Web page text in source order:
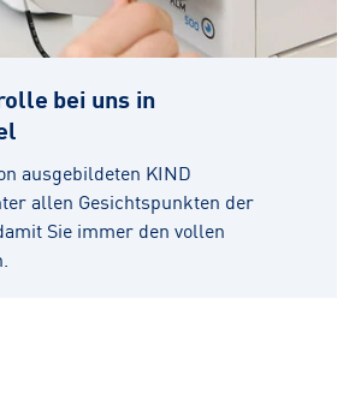
bei uns in
ausgebildeten KIND
allen Gesichtspunkten der
Sie immer den vollen